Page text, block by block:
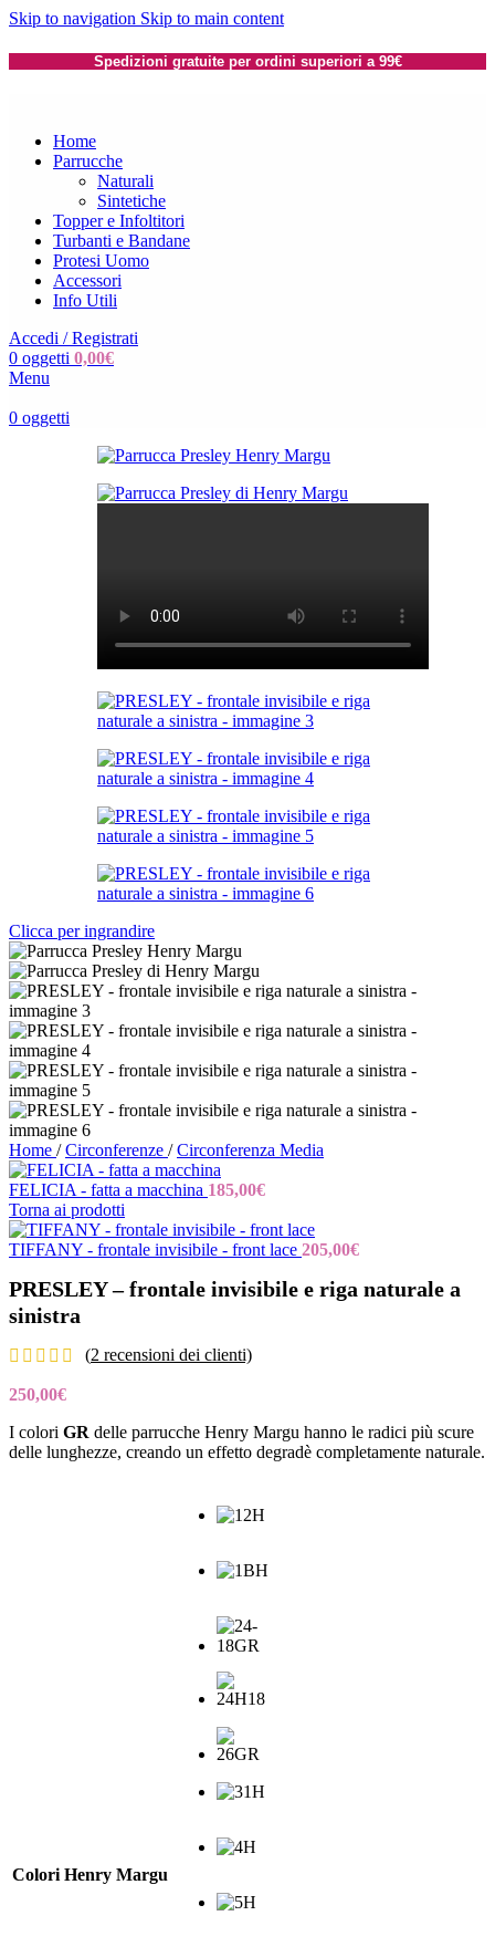
Skip to navigation Skip to main content
Spedizioni gratuite per ordini superiori a 99€
Home
Parrucche
Naturali
Sintetiche
Topper e Infoltitori
Turbanti e Bandane
Protesi Uomo
Accessori
Info Utili
Accedi / Registrati
0 oggetti 0,00€
Menu
0 oggetti
Clicca per ingrandire
Home / Circonferenze / Circonferenza Media
FELICIA - fatta a macchina 185,00€
Torna ai prodotti
TIFFANY - frontale invisibile - front lace 205,00€
PRESLEY – frontale invisibile e riga naturale a
sinistra
(2 recensioni dei clienti)
250,00€
I colori GR delle parrucche Henry Margu hanno le radici più scure
delle lunghezze, creando un effetto degradè completamente naturale.
Colori Henry Margu